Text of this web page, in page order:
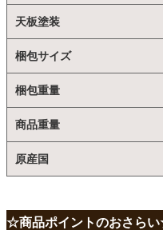
天板塗装
梱包サイズ
梱包重量
商品重量
原産国
☆商品ポイントのおさら